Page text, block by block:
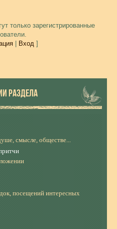
только зарегистрированные
| Вход]
РАЗДЕЛА
смысле, обществе...
посещений интересных